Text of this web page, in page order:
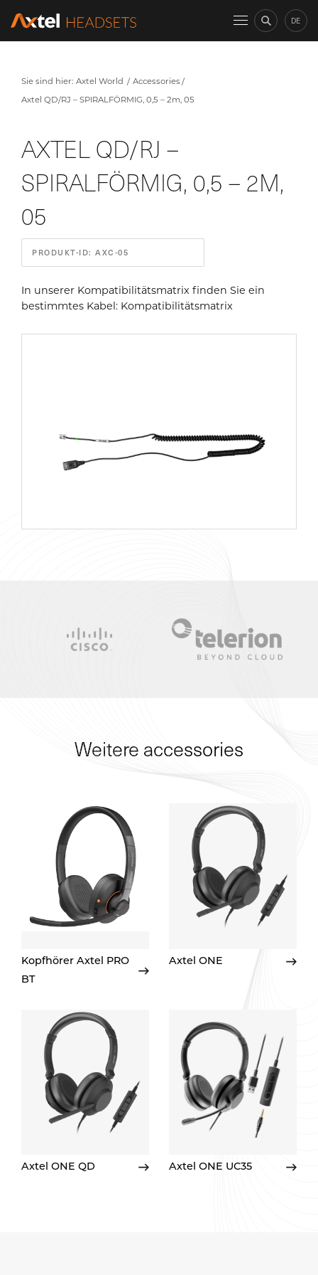
DE
Sie sind hier: Axtel World
Accessories
Axtel QD/RJ – SPIRALFÖRMIG, 0,5 – 2m, 05
AXTEL QD/RJ –
SPIRALFÖRMIG, 0,5 – 2M,
05
PRODUKT-ID: AXC-05
In unserer Kompatibilitätsmatrix finden Sie ein
bestimmtes Kabel: Kompatibilitätsmatrix
Weitere accessories
Kopfhörer Axtel PRO
BT
Axtel ONE
Axtel ONE QD Axtel ONE UC35